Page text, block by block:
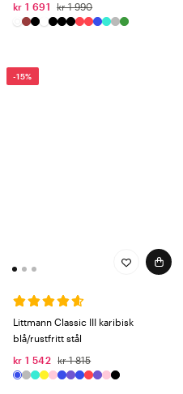
kr 1 691
kr 1 990
-15%
Littmann Classic III karibisk
blå/rustfritt stål
kr 1 542 kr 1 815